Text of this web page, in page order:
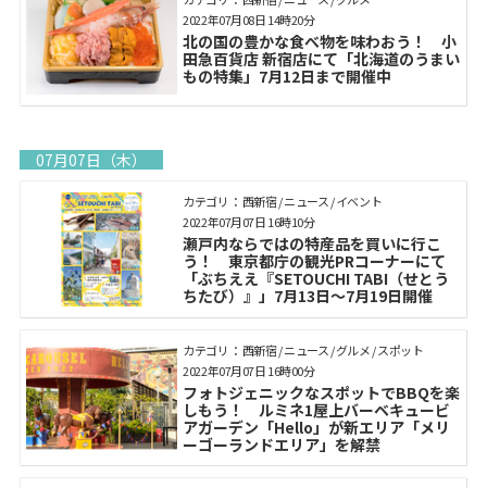
北の国の豊かな食べ物を味わおう！ 小
田急百貨店 新宿店にて「北海道のうまい
もの特集」7月12日まで開催中
2022年07月08日 14時20分
07月07日（木）
カテゴリ： 西新宿 / ニュース / イベント
瀬戸内ならではの特産品を買いに行こ
う！ 東京都庁の観光PRコーナーにて
「ぶちええ『SETOUCHI TABI（せとう
ちたび）』」7月13日～7月19日開催
2022年07月07日 16時10分
カテゴリ： 西新宿 / ニュース / グルメ / スポット
フォトジェニックなスポットでBBQを楽
しもう！ ルミネ1屋上バーベキュービ
アガーデン「Hello」が新エリア「メリ
ーゴーランドエリア」を解禁
2022年07月07日 16時00分